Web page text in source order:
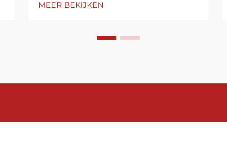
moderne industriële processen is
cruciaal belang voor het behoud
MEER BEKIJKEN